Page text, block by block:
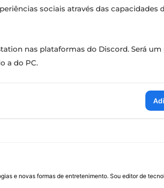
sociais através das capacidades
nas plataformas do Discord. Será um
a do PC.
e novas formas de entretenimento. Sou editor de